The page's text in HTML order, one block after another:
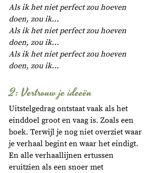
Als ik het niet perfect zou hoeven
doen, zou ik...
Als ik het niet perfect zou hoeven
doen, zou ik...
Als ik het niet perfect zou hoeven
doen, zou ik...
2: Vertrouw je ideeën
Uitstelgedrag ontstaat vaak als het
einddoel groot en vaag is. Zoals een
boek. Terwijl je nog niet overziet waar
je verhaal begint en waar het eindigt.
En alle verhaallijnen ertussen
eruitzien als een snoer met